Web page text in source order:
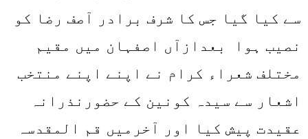
سے کیا گیا جس کا شرف برادر آصف رضا کو
نصیب ہوا بعدازآ ں اصفہان میں مقیم
مختلف شعراء کرام نے اپنے اپنے منتخب
اشعار سے سیدہ کونین کے حضورنذرانہ
عقیدت پیش کیا اور آخر میں قم المقدسہ